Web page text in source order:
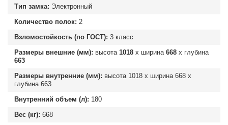
Тип замка: Электронный
Количество полок: 2
Взломостойкость (по ГОСТ): 3 класс
Размеры внешние (мм): высота 1018 х ширина 668 х глубина
663
Размеры внутренние (мм): высота 1018 х ширина 668 х
глубина 663
Внутренний объем (л): 180
Вес (кг): 668